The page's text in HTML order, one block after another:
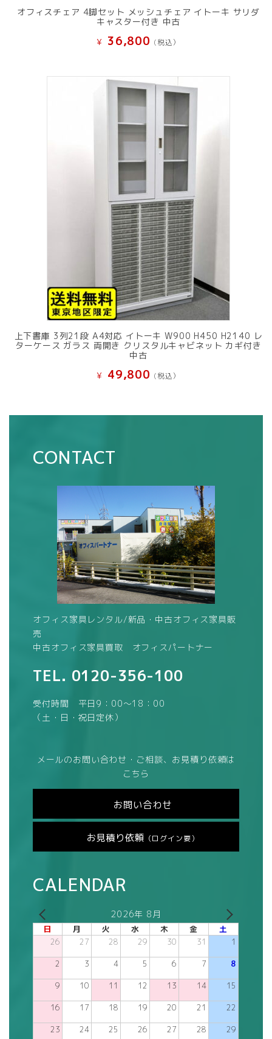
オフィスチェア 4脚セット メッシュチェア イトーキ サリダ
キャスター付き 中古
¥ 36,800 (税込）
上下書庫 3列21段 A4対応 イトーキ W900 H450 H2140 レ
ターケース ガラス 両開き クリスタルキャビネット カギ付き
中古
¥ 49,800 (税込）
CONTACT
オフィス家具レンタル/新品・中古オフィス家具販
売
中古オフィス家具買取 オフィスパートナー
TEL. 0120-356-100
受付時間 平日9：00～18：00
（土・日・祝日定休）
メールのお問い合わせ・ご相談、お見積り依頼は
こちら
お問い合わせ
お見積り依頼 （ログイン要）
CALENDAR
2026年 8月
日 月 火 水 木 金 土
26 27 28 29 30 31 1
2 3 4 5 6 7 8
9 10 11 12 13 14 15
16 17 18 19 20 21 22
23 24 25 26 27 28 29